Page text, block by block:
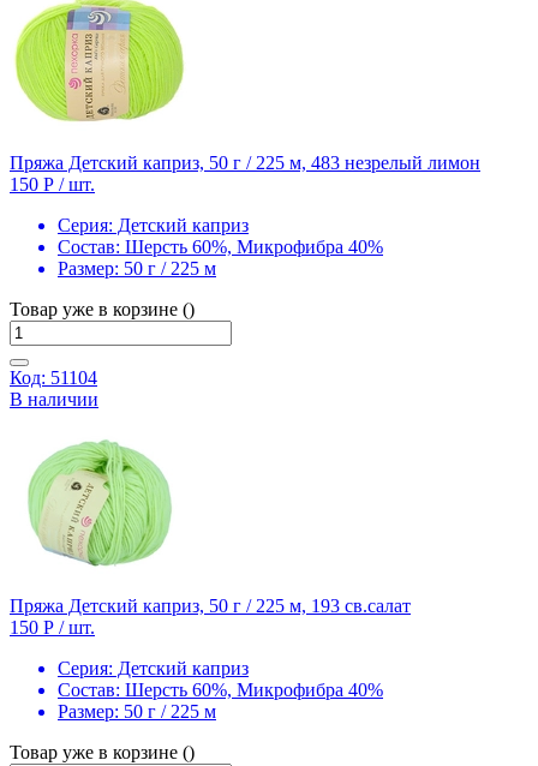
Пряжа Детский каприз, 50 г / 225 м, 483 незрелый лимон
150 Р / шт.
Серия: Детский каприз
Состав: Шерсть 60%, Микрофибра 40%
Размер: 50 г / 225 м
Товар уже в корзине ()
Код: 51104
В наличии
Пряжа Детский каприз, 50 г / 225 м, 193 св.салат
150 Р / шт.
Серия: Детский каприз
Состав: Шерсть 60%, Микрофибра 40%
Размер: 50 г / 225 м
Товар уже в корзине ()